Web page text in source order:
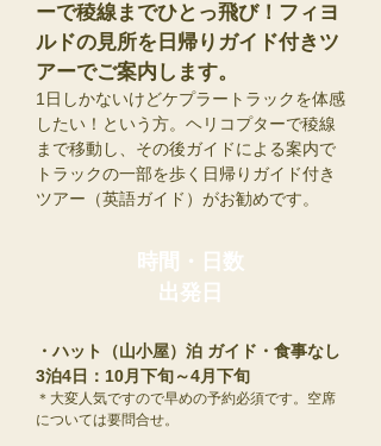
ーで稜線までひとっ飛び！フィヨ
ルドの見所を日帰りガイド付きツ
アーでご案内します。
1日しかないけどケプラートラックを体感
したい！という方。ヘリコプターで稜線
まで移動し、その後ガイドによる案内で
トラックの一部を歩く日帰りガイド付き
ツアー（英語ガイド）がお勧めです。
時間・日数
​出発日
・ハット（山小屋）泊 ガイド・食事なし
3泊4日：10月下旬～4月下旬
＊大変人気ですので早めの予約必須です。空席
については要問合せ。